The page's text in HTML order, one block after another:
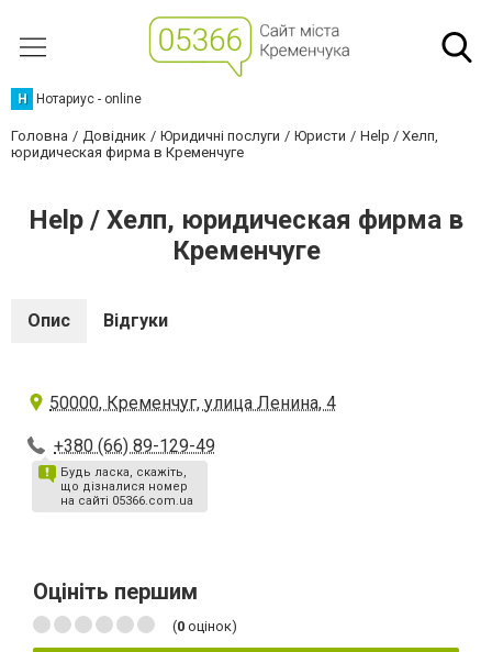
Н Нотариус - online
Головна Довідник Юридичні послуги Юристи
Help / Хелп,
юридическая фирма в Кременчуге
Help / Хелп, юридическая фирма в
Кременчуге
Опис Відгуки
50000, Кременчуг, улица Ленина, 4
+380 (66) 89-129-49
Будь ласка, скажіть,
що дізналися номер
на сайті 05366.com.ua
Оцініть першим
(0 оцінок)